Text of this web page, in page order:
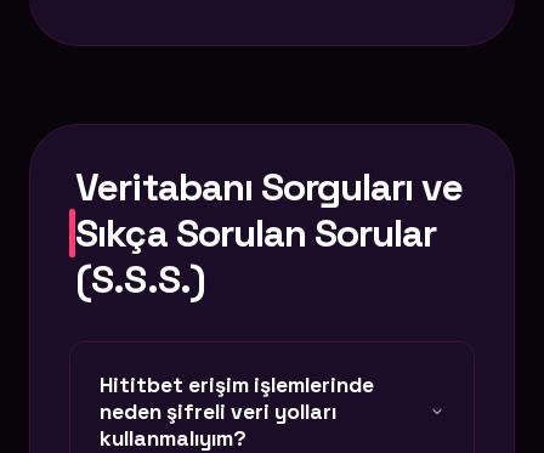
Veritabanı Sorguları ve
Sıkça Sorulan Sorular
(S.S.S.)
Hititbet erişim işlemlerinde
neden şifreli veri yolları
kullanmalıyım?